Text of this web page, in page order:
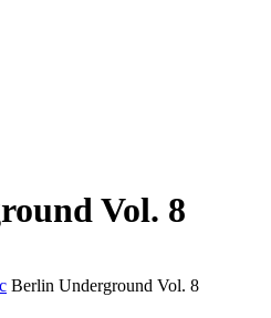
Vol. 8
Berlin Underground Vol. 8